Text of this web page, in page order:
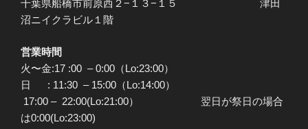
千葉県船橋市前原西２−１３−１５ 津田
沼ニイクラビル１階
営業時間
火〜金:17 :00 – 0:00（Lo:23:00）
日 : 11:30 – 15:00（Lo:14:00）
17:00 – 22:00(Lo:21:00） 翌日が祭日の場合
は0:00(Lo:23:00)